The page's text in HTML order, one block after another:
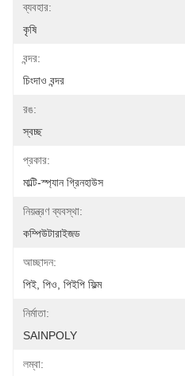
ব্যবহার:
কৃষি
বন্দর:
চিংদাও বন্দর
রঙ:
স্বচ্ছ
প্রকার:
মাল্টি-স্প্যান গ্রিনহাউস
নিয়ন্ত্রণ ব্যবস্থা:
কম্পিউটারাইজড
আচ্ছাদন:
পিই, পিও, পিইপি ফিল্ম
নির্মাতা:
SAINPOLY
লম্বা: